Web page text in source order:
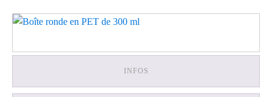
INFOS